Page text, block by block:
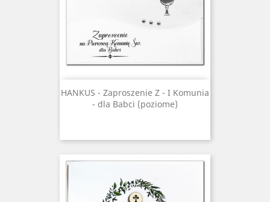
HANKUS - Zaproszenie Z - I Komunia
- dla Babci (poziome)